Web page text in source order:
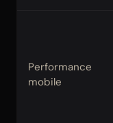
Performance
mobile